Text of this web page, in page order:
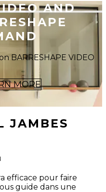
AND
BARRESHAPE VIDEO
MORE
JAMBES
efficace pour faire
guide dans une